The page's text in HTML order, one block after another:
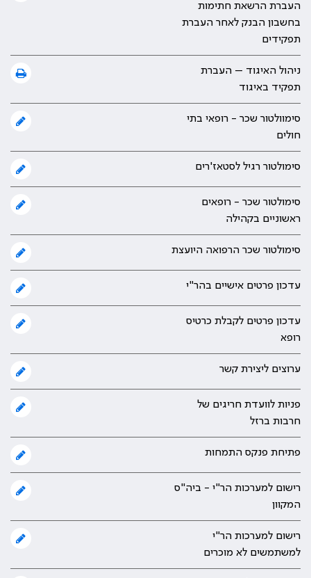
העברת הרשאת חתימות
בחשבון הבנק לאחר העברת
תפקידים
ניהול האיגוד – העברת
תפקיד באיגוד
סימוולטור שכר - רופאי בתי
חולים
סימולטור רגיל לסטאז'רים
סימולטור שכר - רופאים
ראשוניים בקהילה
סימולטור שכר הרפואה היועצת
עדכון פרטים אישיים בהר"י
עדכון פרטים לקבלת כרטיס
רופא
ערוצים ליצירת קשר
פניות לוועדת חריגים של
חרבות ברזל
פתיחת פנקס התמחות
רישום למערכות הר"י - ביה"ס
המקוון
רישום למערכות הר"י
למשתמשים לא מוכרים